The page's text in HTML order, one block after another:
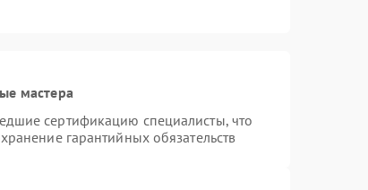
мастера
сертификацию специалисты, что
гарантийных обязательств